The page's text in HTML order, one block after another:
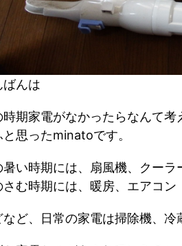
ばんは
時期家電がなかったらなんて考
と思ったminatoです。
暑い時期には、扇風機、クーラ
さむ時期には、暖房、エアコン
など、日常の家電は掃除機、冷